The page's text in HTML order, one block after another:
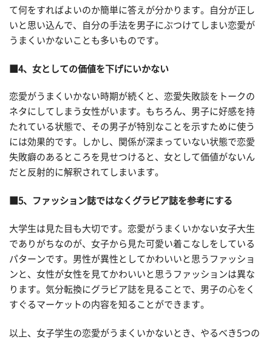
て何をすればよいのか簡単に答えが分かります。自分が正し
いと思い込んで、自分の手法を男子にぶつけてしまい恋愛が
うまくいかないことも多いものです。
■4、女としての価値を下げにいかない
恋愛がうまくいかない時期が続くと、恋愛失敗談をトークの
ネタにしてしまう女性がいます。もちろん、男子に好感を持
たれている状態で、その男子が特別なことを示すために使う
には効果的です。しかし、関係が深まっていない状態で恋愛
失敗癖のあるところを見せつけると、女として価値がないん
だと反射的に解釈されてしまいます。
■5、ファッション誌ではなくグラビア誌を参考にする
大学生は見た目も大切です。恋愛がうまくいかない女子大生
でありがちなのが、女子から見た可愛い着こなしをしている
パターンです。男性が異性としてかわいいと思うファッショ
ンと、女性が女性を見てかわいいと思うファッションは異な
ります。気分転換にグラビア誌を見ることで、男子の心をく
すぐるマーケットの内容を知ることができます。
以上、女子学生の恋愛がうまくいかないとき、やるべき5つの